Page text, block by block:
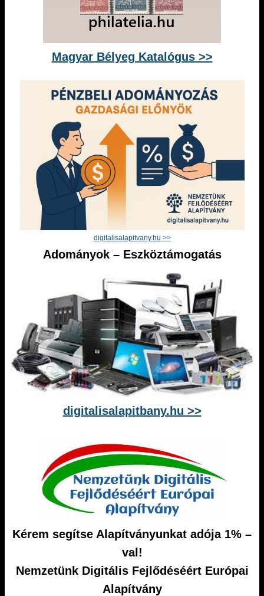
Magyar Bélyeg Katalógus >>
digitalisalapitvany.hu >>
Adományok – Eszköztámogatás
digitalisalapitbany.hu >>
Kérem segítse Alapítványunkat adója 1% –
val!
Nemzetünk Digitális Fejlődéséért Európai
Alapítvány